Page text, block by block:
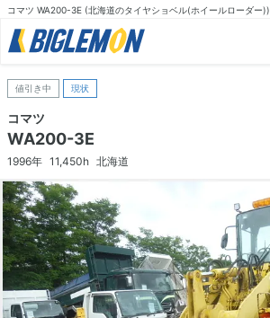
コマツ WA200-3E (北海道のタイヤショベル(ホイールローダー))
値引き中 現状
コマツ
WA200-3E
1996年 11,450h 北海道